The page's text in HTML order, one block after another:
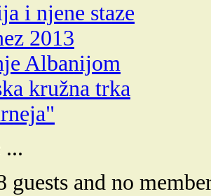
i njene staze
2013
Albanijom
kružna trka
...
guests and no